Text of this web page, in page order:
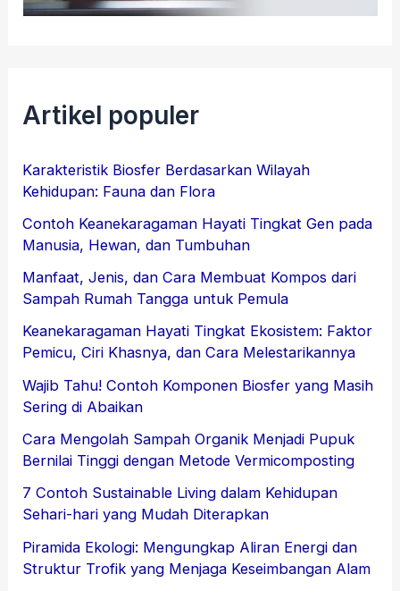
Artikel populer
Karakteristik Biosfer Berdasarkan Wilayah
Kehidupan: Fauna dan Flora
Contoh Keanekaragaman Hayati Tingkat Gen pada
Manusia, Hewan, dan Tumbuhan
Manfaat, Jenis, dan Cara Membuat Kompos dari
Sampah Rumah Tangga untuk Pemula
Keanekaragaman Hayati Tingkat Ekosistem: Faktor
Pemicu, Ciri Khasnya, dan Cara Melestarikannya
Wajib Tahu! Contoh Komponen Biosfer yang Masih
Sering di Abaikan
Cara Mengolah Sampah Organik Menjadi Pupuk
Bernilai Tinggi dengan Metode Vermicomposting
7 Contoh Sustainable Living dalam Kehidupan
Sehari-hari yang Mudah Diterapkan
Piramida Ekologi: Mengungkap Aliran Energi dan
Struktur Trofik yang Menjaga Keseimbangan Alam